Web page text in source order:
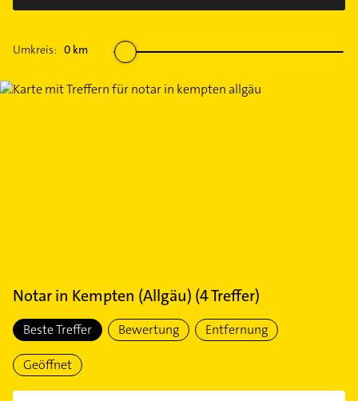
Umkreis: 0 km
Notarin Kempten (Allgäu) (4Treffer)
Beste Treffer Bewertung Entfernung
Geöffnet